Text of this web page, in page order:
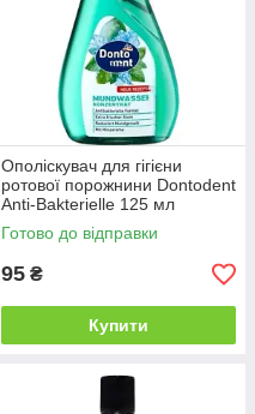
Ополіскувач для гігієни
ротової порожнини Dontodent
Anti-Bakterielle 125 мл
Готово до відправки
95 ₴
Купити